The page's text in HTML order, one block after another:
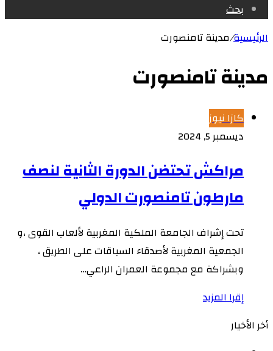
بحث
الرئيسية/مدينة تامنصورت
مدينة تامنصورت
كازا نيوز
ديسمبر 5, 2024
مراكش تحتضن الدورة الثانية لنصف
مارطون تامنصورت الدولي
تحت إشراف الجامعة الملكية المغربية لألعاب القوى ،و
الجمعية المغربية لأصدقاء السباقات على الطريق ،
وبشراكة مع مجموعة العمران الراعي…
إقرا المزيد
أخر الأخيار